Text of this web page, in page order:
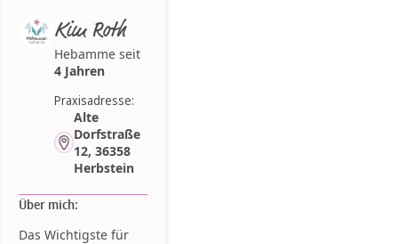
Kim Roth
Hebamme seit
4 Jahren
Praxisadresse:
Alte
Dorfstraße
12, 36358
Herbstein
Über mich:
Das Wichtigste für